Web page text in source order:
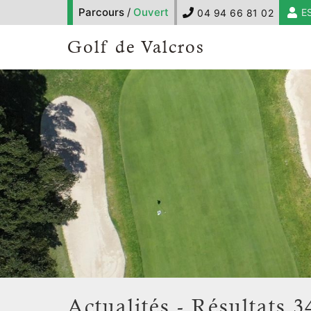
Parcours / Ouvert 04 94 66 81 02
Golf de Valcros